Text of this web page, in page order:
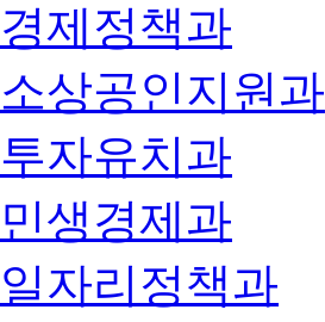
경제정책과
소상공인지원과
투자유치과
민생경제과
일자리정책과